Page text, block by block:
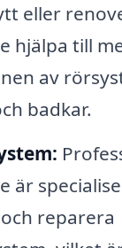
eller
hjälpa till
av
badkar.
är
reparera